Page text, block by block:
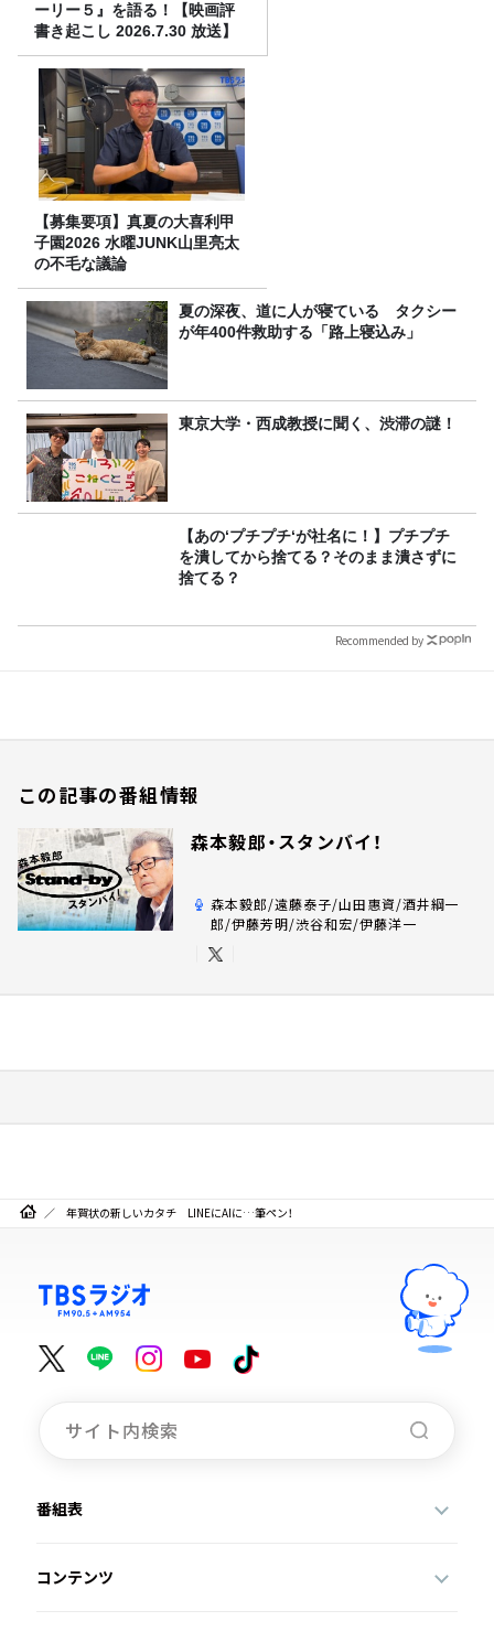
ーリー５』を語る！【映画評
書き起こし 2026.7.30 放送】
【募集要項】真夏の大喜利甲
子園2026 水曜JUNK山里亮太
の不毛な議論
夏の深夜、道に人が寝ている タクシー
が年400件救助する「路上寝込み」
東京大学・西成教授に聞く、渋滞の謎！
【あの‘プチプチ‘が社名に！】プチプチ
を潰してから捨てる？そのまま潰さずに
捨てる？
Recommended by
この記事の番組情報
森本毅郎・スタンバイ！
森本毅郎/遠藤泰子/山田惠資/酒井綱一
郎/伊藤芳明/渋谷和宏/伊藤洋一
年賀状の新しいカタチ LINEにAIに…筆ペン！
番組表
コンテンツ